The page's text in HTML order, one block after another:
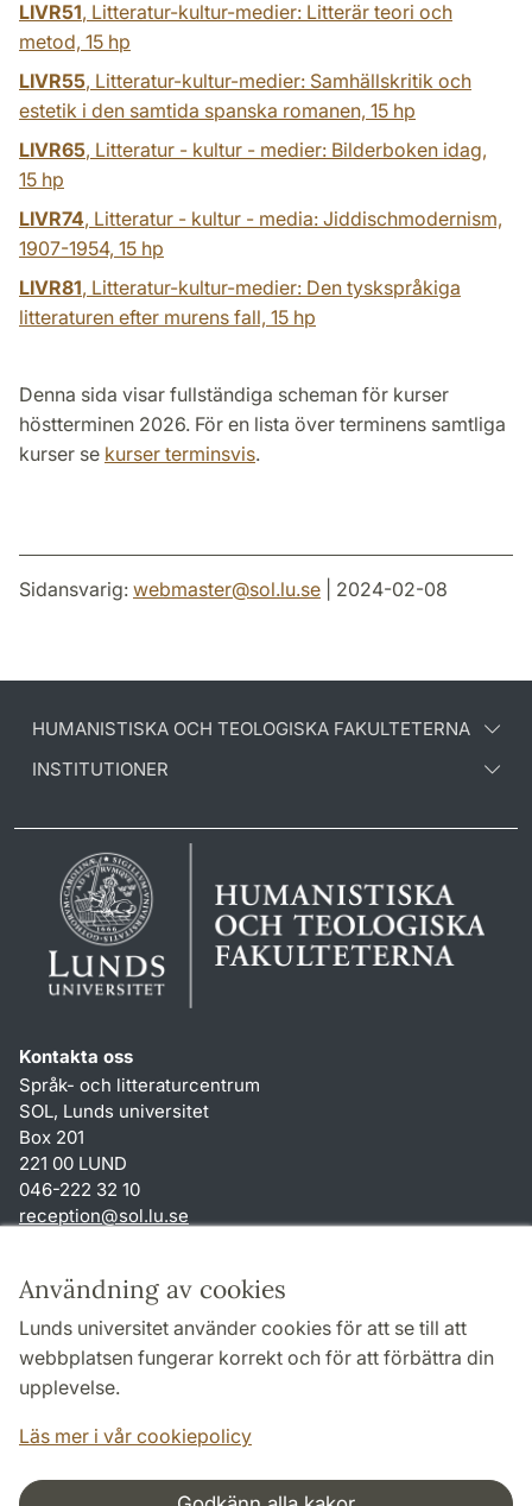
Användning av cookies
Lunds universitet använder cookies för att se till att
webbplatsen fungerar korrekt och för att förbättra din
upplevelse.
Läs mer i vår cookiepolicy
LIVR51, Litteratur-kultur-medier: Litterär teori och
metod, 15 hp
LIVR55, Litteratur-kultur-medier: Samhällskritik och
estetik i den samtida spanska romanen, 15 hp
LIVR65, Litteratur - kultur - medier: Bilderboken idag,
15 hp
LIVR74, Litteratur - kultur - media: Jiddischmodernism,
1907-1954, 15 hp
LIVR81, Litteratur-kultur-medier: Den tyskspråkiga
litteraturen efter murens fall, 15 hp
Denna sida visar fullständiga scheman för kurser
höstterminen 2026. För en lista över terminens samtliga
kurser se kurser terminsvis.
Sidansvarig: webmaster@sol.lu.se | 2024-02-08
HUMANISTISKA OCH TEOLOGISKA FAKULTETERNA
INSTITUTIONER
Kontakta oss
Språk- och litteraturcentrum
SOL, Lunds universitet
Box 201
221 00 LUND
046-222 32 10
reception@sol.lu.se
Genvägar
Om webbplatsen och cookies
Behandling av personuppgifter
Tillgänglighetsredogörelse